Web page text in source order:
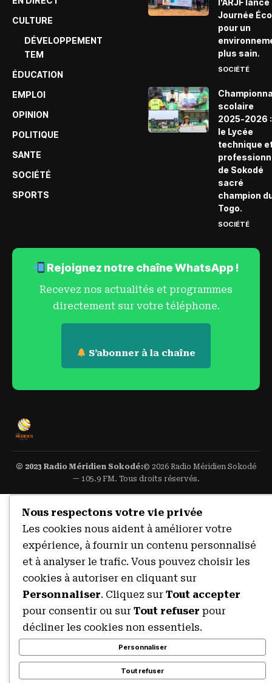
CULTURE
DÉVELOPPEMENT
TEM
ÉDUCATION
EMPLOI
OPINION
POLITIQUE
SANTE
SOCIÉTÉ
SPORTS
l’ARJF lance
Journée
pour un
plus sain.
SOCIÉTÉ
scolaire
2025-2026 :
le Lycée
technique
de Sokodé
sacré
champion
Togo.
SOCIÉTÉ
Rejoignez notre chaîne WhatsApp !
Recevez nos actualités et programmes
directement sur votre téléphone.
S’abonner à la chaîne
© 2023 Radio Méridien Sokodé:© 2026 Radio Méridien Sokodé
— 105.9 FM. Tous droits réservés.
Nous respectons votre vie privée
Les cookies nous aident à améliorer votre
expérience, à fournir un contenu personnalisé
et à analyser le trafic. Vous pouvez choisir les
cookies à autoriser en cliquant sur
Personnaliser. Cliquez sur Tout accepter
pour consentir ou sur Tout refuser pour
décliner les cookies non essentiels.
Personnaliser
Tout refuser